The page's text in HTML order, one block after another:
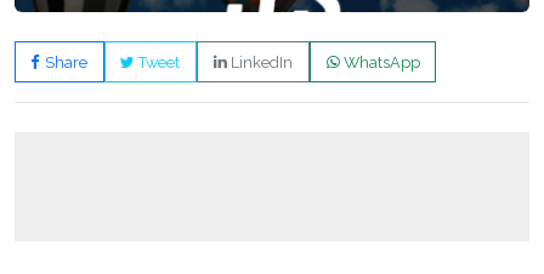
Share Tweet LinkedIn WhatsApp